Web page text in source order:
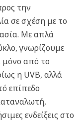
την
σε σχέση με το
Με απλά
γνωρίζουμε
μόνο από το
η UVB, αλλά
επίπεδο
ενδείξεις στο